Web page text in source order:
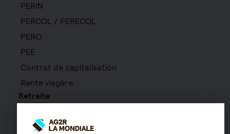
PERIN
PERCOL / PERECOL
PERO
PEE
Contrat de capitalisation
Rente viagère
Retraite
Résidence avec services
pour seniors